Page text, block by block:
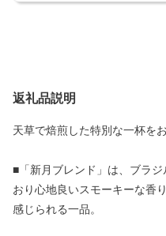
返礼品説明
天草で焙煎した特別な一杯を
■「新月ブレンド」は、ブラ
おり心地良いスモーキーな香
感じられる一品。